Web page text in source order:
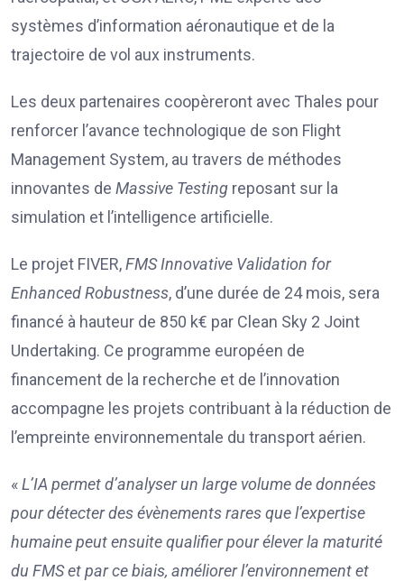
systèmes d’information aéronautique et de la
trajectoire de vol aux instruments.
Les deux partenaires coopèreront avec Thales pour
renforcer l’avance technologique de son Flight
Management System, au travers de méthodes
innovantes de Massive Testing reposant sur la
simulation et l’intelligence artificielle.
Le projet FIVER,FMS Innovative Validation for
Enhanced Robustness, d’une durée de 24 mois, sera
financé à hauteur de 850 k€ par Clean Sky 2 Joint
Undertaking. Ce programme européen de
financement de la recherche et de l’innovation
accompagne les projets contribuant à la réduction de
l’empreinte environnementale du transport aérien.
«L’IA permet d’analyser un large volume de données
pour détecter des évènements rares que l’expertise
humaine peut ensuite qualifier pour élever la maturité
du FMS et par ce biais, améliorer l’environnement et